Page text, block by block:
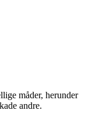
måder, herunder
andre.